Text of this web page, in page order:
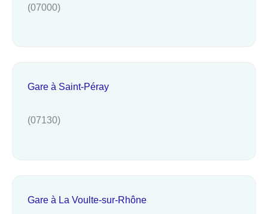
(07000)
Gare à Saint-Péray
(07130)
Gare à La Voulte-sur-Rhône